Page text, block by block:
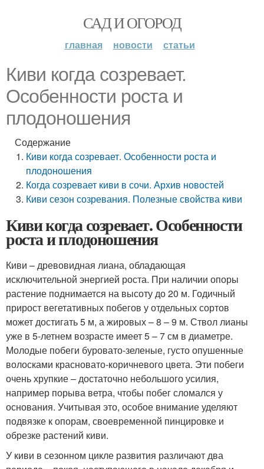
САД И ОГОРОД
главная новости статьи
Киви когда созревает.
Особенности роста и
плодоношения
Содержание
Киви когда созревает. Особенности роста и
плодоношения
Когда созревает киви в сочи. Архив новостей
Киви сезон созревания. Полезные свойства киви
Киви когда созревает. Особенности
роста и плодоношения
Киви – древовидная лиана, обладающая
исключительной энер­гией роста. При наличии опоры
растение поднимается на высо­ту до 20 м. Годичный
прирост вегетативных побегов у отдельных сортов
может достигать 5 м, а жировых – 8 – 9 м. Ствол лианы
уже в 5-летнем возрасте имеет 5 – 7 см в диаметре.
Молодые по­беги буровато-зеленые, густо опушенные
волосками красновато-коричневого цвета. Эти побеги
очень хрупкие – достаточно не­большого усилия,
например порыва ветра, чтобы побег сломался у
основания. Учитывая это, особое внимание уделяют
подвязке к опорам, своевременной пинцировке и
обрезке растений киви.
У киви в сезонном цикле развития различают два